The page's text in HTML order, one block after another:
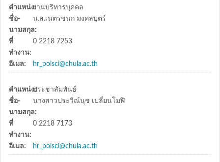
ตำแหน่ง:งานบริหารบุคคล
ชื่อ-
นามสกุล:
น.ส.เนตรชนก มงคลบุตร์
ที่
ทำงาน:
0 2218 7253
อีเมล: hr_polsci@chula.ac.th
ตำแหน่ง:ประชาสัมพันธ์
ชื่อ-
นามสกุล:
นางสาวประวีณ์นุช เปลี่ยนโมฬี
ที่
ทำงาน:
0 2218 7173
อีเมล: hr_polsci@chula.ac.th